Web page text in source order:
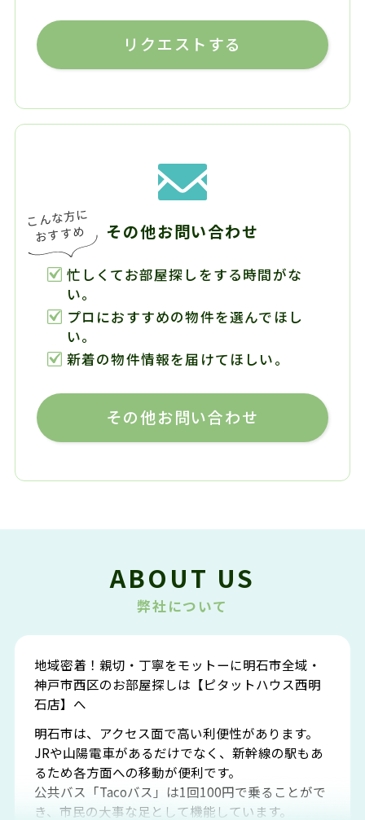
リクエストする
その他お問い合わせ
忙しくてお部屋探しをする時間がな
い。
プロにおすすめの物件を選んでほし
い。
新着の物件情報を届けてほしい。
その他お問い合わせ
ABOUT US
弊社について
地域密着！親切・丁寧をモットーに明石市全域・
神戸市西区のお部屋探しは【ピタットハウス西明
石店】へ
明石市は、アクセス面で高い利便性があります。
JRや山陽電車があるだけでなく、新幹線の駅もあ
るため各方面への移動が便利です。
公共バス「Tacoバス」は1回100円で乗ることがで
き、市民の大事な足として機能しています。